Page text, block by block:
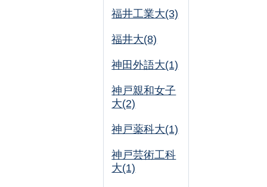
福井工業大(3)
福井大(8)
神田外語大(1)
神戸親和女子
大(2)
神戸薬科大(1)
神戸芸術工科
大(1)